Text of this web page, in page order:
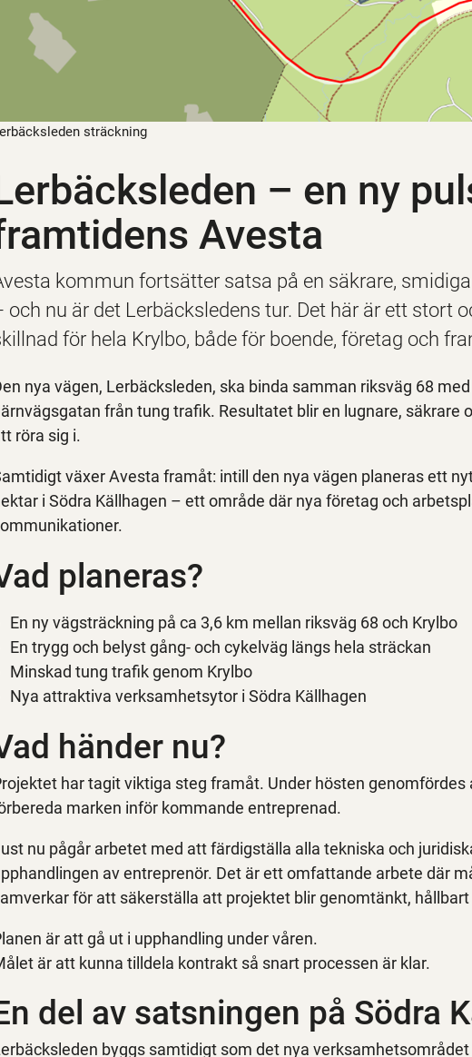
sträckning
– en ny
Avesta
kommun fortsätter satsa på en säkrare,
och nu är det Lerbäcksledens tur. Det här är ett stort
för hela Krylbo, både för boende, företag och
nya vägen, Lerbäcksleden, ska binda samman riksväg 68
från tung trafik. Resultatet blir en lugnare, säkrare
röra sig i.
växer Avesta framåt: intill den nya vägen planeras ett
i Södra Källhagen – ett område där nya företag och
planeras?
En ny vägsträckning på ca 3,6 km mellan riksväg 68 och Krylbo
En trygg och belyst gång- och cykelväg längs hela sträckan
Minskad tung trafik genom Krylbo
Nya attraktiva verksamhetsytor i Södra Källhagen
händer nu?
har tagit viktiga steg framåt. Under hösten
marken inför kommande entreprenad.
nu pågår arbetet med att färdigställa alla tekniska och
av entreprenör. Det är ett omfattande arbete där
för att säkerställa att projektet blir genomtänkt,
är att gå ut i upphandling under våren.
är att kunna tilldela kontrakt så snart processen är klar.
del av satsningen på Södra
byggs samtidigt som det nya